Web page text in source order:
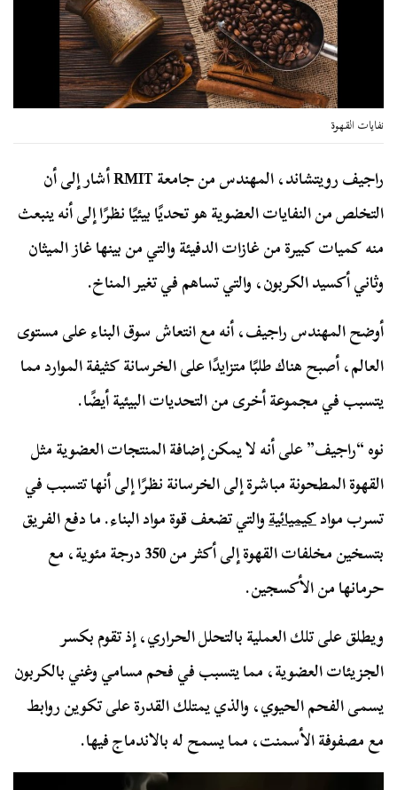
نفايات القهوة
راجيف رويتشاند، المهندس من جامعة RMIT أشار إلى أن
التخلص من النفايات العضوية هو تحديًا بيئيًا نظرًا إلى أنه ينبعث
منه كميات كبيرة من غازات الدفيئة والتي من بينها غاز الميثان
وثاني أكسيد الكربون، والتي تساهم في تغير المناخ.
أوضح المهندس راجيف، أنه مع انتعاش سوق البناء على مستوى
العالم، أصبح هناك طلبًا متزايدًا على الخرسانة كثيفة الموارد مما
يتسبب في مجموعة أخرى من التحديات البيئية أيضًا.
نوه “راجيف” على أنه لا يمكن إضافة المنتجات العضوية مثل
القهوة المطحونة مباشرة إلى الخرسانة نظرًا إلى أنها تتسبب في
تسرب موادكيميائيةوالتي تضعف قوة مواد البناء. ما دفع الفريق
بتسخين مخلفات القهوة إلى أكثر من 350 درجة مئوية، مع
حرمانها من الأكسجين.
ويطلق على تلك العملية بالتحلل الحراري، إذ تقوم بكسر
الجزيئات العضوية، مما يتسبب في فحم مسامي وغني بالكربون
يسمى الفحم الحيوي، والذي يمتلك القدرة على تكوين روابط
مع مصفوفة الأسمنت، مما يسمح له بالاندماج فيها.